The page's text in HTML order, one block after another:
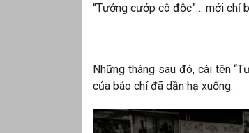
“Tướng cướp cô độc”… mới chỉ
Những tháng sau đó, cái tên
của báo chí đã dần hạ xuống.